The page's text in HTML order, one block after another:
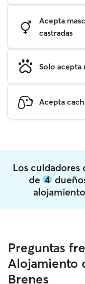
Acepta
castradas
Solo acepta
Acepta
Los cuidadores
de 4
Preguntas
Alojamiento
Brenes